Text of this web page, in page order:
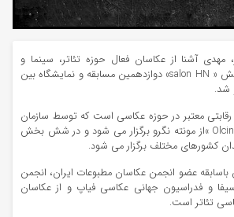
مهدی آشنا از عکاسان فعال حوزه تئاتر، سینما و
تلویزیون برنده جایزه بخش « salon HN» دوازدهمین مسابقه و نمایشگاه بین
شد.
معتبر در حوزه عکاسی است که توسط سازمان
بین‌المللی عکاسی « Olcinium »از مونته نگرو برگزار می شود و در شش بخش
کشورهای مختلف برگزار می شود.
عضو انجمن عکاسان مطبوعات ایران، انجمن
و فدراسیون جهانی عکاسی فیاپ و از عکاسان
تئاتر است.